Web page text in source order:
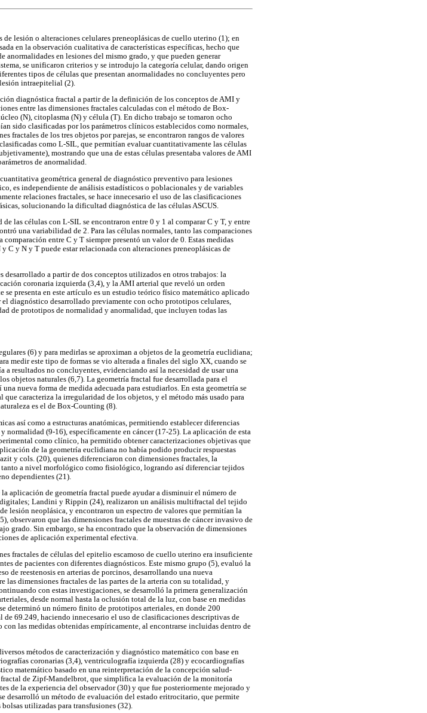
lesión o alteraciones celulares preneoplásicas de cuello uterino (1); en
en la observación cualitativa de características específicas, hecho que
en lesiones del mismo grado, y que pueden generar
se unificaron criterios y se introdujo la categoría celular, dando origen
tipos de células que presentan anormalidades no concluyentes pero
intraepitelial (2).
diagnóstica fractal a partir de la definición de los conceptos de AMI y
entre las dimensiones fractales calculadas con el método de Box-
(N), citoplasma (N) y célula (T). En dicho trabajo se tomaron ocho
sido clasificadas por los parámetros clínicos establecidos como normales,
fractales de los tres objetos por parejas, se encontraron rangos de valores
como L-SIL, que permitían evaluar cuantitativamente las células
mostrando que una de estas células presentaba valores de AMI
de anormalidad.
geométrica general de diagnóstico preventivo para lesiones
es independiente de análisis estadísticos o poblacionales y de variables
relaciones fractales, se hace innecesario el uso de las clasificaciones
solucionando la dificultad diagnóstica de las células ASCUS.
las células con L-SIL se encontraron entre 0 y 1 al comparar C y T, y entre
una variabilidad de 2. Para las células normales, tanto las comparaciones
entre C y T siempre presentó un valor de 0. Estas medidas
C y N y T puede estar relacionada con alteraciones preneoplásicas de
a partir de dos conceptos utilizados en otros trabajos: la
coronaria izquierda (3,4), y la AMI arterial que reveló un orden
se presenta en este artículo es un estudio teórico físico matemático aplicado
diagnóstico desarrollado previamente con ocho prototipos celulares,
de prototipos de normalidad y anormalidad, que incluyen todas las
(6) y para medirlas se aproximan a objetos de la geometría euclidiana;
medir este tipo de formas se vio alterada a finales del siglo XX, cuando se
a resultados no concluyentes, evidenciando así la necesidad de usar una
objetos naturales (6,7). La geometría fractal fue desarrollada para el
nueva forma de medida adecuada para estudiarlos. En esta geometría se
caracteriza la irregularidad de los objetos, y el método más usado para
es el de Box-Counting (8).
así como a estructuras anatómicas, permitiendo establecer diferencias
normalidad (9-16), específicamente en cáncer (17-25). La aplicación de esta
como clínico, ha permitido obtener caracterizaciones objetivas que
de la geometría euclidiana no había podido producir respuestas
y cols. (20), quienes diferenciaron con dimensiones fractales, la
a nivel morfológico como fisiológico, logrando así diferenciar tejidos
dependientes (21).
aplicación de geometría fractal puede ayudar a disminuir el número de
Landini y Rippin (24), realizaron un análisis multifractal del tejido
lesión neoplásica, y encontraron un espectro de valores que permitían la
observaron que las dimensiones fractales de muestras de cáncer invasivo de
grado. Sin embargo, se ha encontrado que la observación de dimensiones
de aplicación experimental efectiva.
fractales de células del epitelio escamoso de cuello uterino era insuficiente
de pacientes con diferentes diagnósticos. Este mismo grupo (5), evaluó la
de reestenosis en arterias de porcinos, desarrollando una nueva
dimensiones fractales de las partes de la arteria con su totalidad, y
con estas investigaciones, se desarrolló la primera generalización
desde normal hasta la oclusión total de la luz, con base en medidas
determinó un número finito de prototipos arteriales, en donde 200
69.249, haciendo innecesario el uso de clasificaciones descriptivas de
con las medidas obtenidas empíricamente, al encontrarse incluidas dentro de
métodos de caracterización y diagnóstico matemático con base en
coronarias (3,4), ventriculografía izquierda (28) y ecocardiografías
matemático basado en una reinterpretación de la concepción salud-
de Zipf-Mandelbrot, que simplifica la evaluación de la monitoría
de la experiencia del observador (30) y que fue posteriormente mejorado y
desarrolló un método de evaluación del estado eritrocitario, que permite
utilizadas para transfusiones (32).